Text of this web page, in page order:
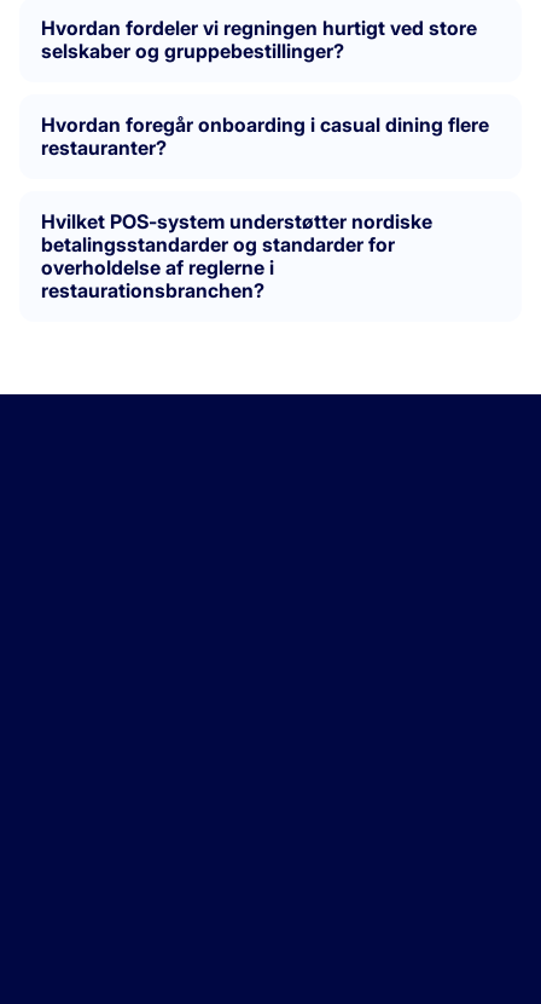
Hvordan fordeler vi regningen hurtigt ved store
selskaber og gruppebestillinger?
Hvordan foregår onboarding i casual dining flere
restauranter?
Hvilket POS-system understøtter nordiske
betalingsstandarder og standarder for
overholdelse af reglerne i
restaurationsbranchen?